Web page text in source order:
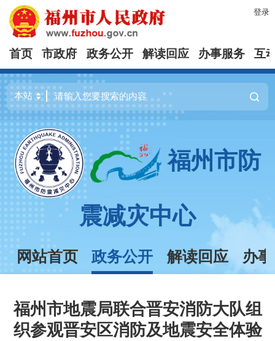
登录
首页 市政府 政务公开 解读回应 办事服务 互
福州市防
震减灾中心
网站首页 政务公开 解读回应 办
福州市地震局联合晋安消防大队组
织参观晋安区消防及地震安全体验